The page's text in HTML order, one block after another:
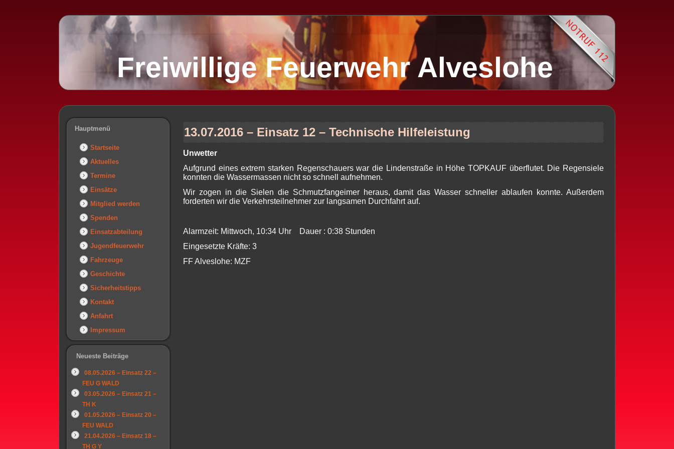
Freiwillige Feuerwehr Alveslohe
Hauptmenü
Startseite
Aktuelles
Termine
Einsätze
Mitglied werden
Spenden
Einsatzabteilung
Jugendfeuerwehr
Fahrzeuge
Geschichte
Sicherheitstipps
Kontakt
Anfahrt
Impressum
Neueste Beiträge
08.05.2026 – Einsatz 22 –
FEU G WALD
03.05.2026 – Einsatz 21 –
TH K
01.05.2026 – Einsatz 20 –
FEU WALD
21.04.2026 – Einsatz 18 –
TH G Y
13.07.2016 – Einsatz 12 – Technische Hilfeleistung
Unwetter
Aufgrund eines extrem starken Regenschauers war die Lindenstraße in Höhe TOPKAUF überflutet. Die Regensiele
konnten die Wassermassen nicht so schnell aufnehmen.
Wir zogen in die Sielen die Schmutzfangeimer heraus, damit das Wasser schneller ablaufen konnte. Außerdem
forderten wir die Verkehrsteilnehmer zur langsamen Durchfahrt auf.
Alarmzeit: Mittwoch, 10:34 Uhr Dauer : 0:38 Stunden
Eingesetzte Kräfte: 3
FF Alveslohe: MZF